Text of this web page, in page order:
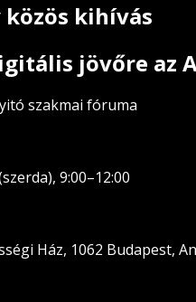
kihívás
jövőre az
szakmai fóruma
9:00–12:00
Ház, 1062 Budapest,